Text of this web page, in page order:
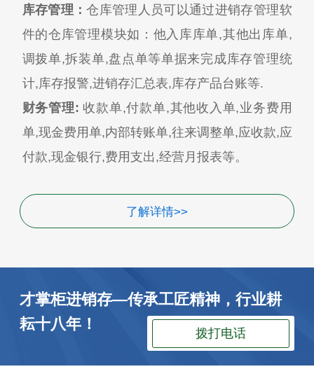
库存管理：仓库管理人员可以通过进销存管理软
件的仓库管理模块如：他入库库单,其他出库单,
调拨单,拆装单,盘点单等单据来完成库存管理统
计,库存报警,进销存汇总表,库存产品台账等.
财务管理:收款单,付款单,其他收入单,业务费用
单,现金费用单,内部转账单,往来调整单,应收款,应
付款,现金银行,费用支出,经营月报表等。
了解详情>>
才掌柜进销存—传承工匠精神，行业耕
耘十八年！
拨打电话